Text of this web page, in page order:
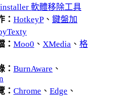
軟體移除工具
： HotkeyP 、 鍵盤加
： Moo0 、 XMedia 、 格
： BurnAware 、
： Chrome 、 Edge 、